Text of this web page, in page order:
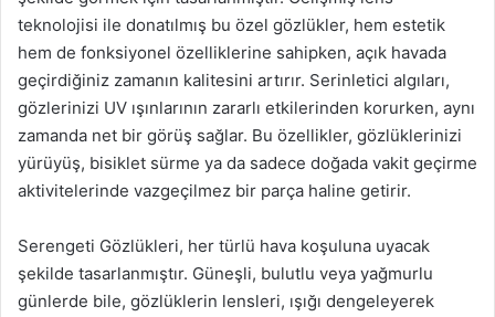
teknolojisi ile donatılmış bu özel gözlükler, hem estetik
hem de fonksiyonel özelliklerine sahipken, açık havada
geçirdiğiniz zamanın kalitesini artırır. Serinletici algıları,
gözlerinizi UV ışınlarının zararlı etkilerinden korurken, aynı
zamanda net bir görüş sağlar. Bu özellikler, gözlüklerinizi
yürüyüş, bisiklet sürme ya da sadece doğada vakit geçirme
aktivitelerinde vazgeçilmez bir parça haline getirir.
Serengeti Gözlükleri, her türlü hava koşuluna uyacak
şekilde tasarlanmıştır. Güneşli, bulutlu veya yağmurlu
günlerde bile, gözlüklerin lensleri, ışığı dengeleyerek